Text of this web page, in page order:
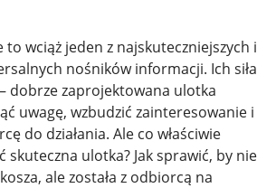
wciąż jeden z najskuteczniejszych i
nośników informacji. Ich siła
dobrze zaprojektowana ulotka
uwagę, wzbudzić zainteresowanie i
do działania. Ale co właściwie
skuteczna ulotka? Jak sprawić, by nie
ale została z odbiorcą na